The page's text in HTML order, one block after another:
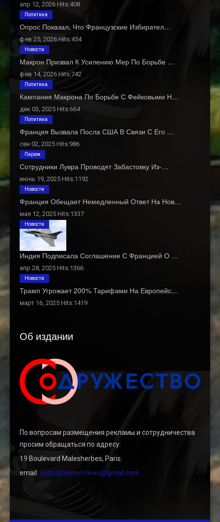
апр 12, 2026 Hits:408
Опрос Показал, Что Французские Избирател…
фев 25, 2026 Hits:454
Политика
Макрон Призвал К Усилению Мер По Борьбе …
фев 14, 2026 Hits:742
Новости
Кампания Макрона По Борьбе С Фейковыми Н…
дек 03, 2025 Hits:664
Политика
Франция Вызвала Посла США В Связи С Его …
сен 02, 2025 Hits:986
Политика
Сотрудники Лувра Проводят Забастовку Из-…
июнь 19, 2025 Hits:1192
Париж
Франция Обещает Немедленный Ответ На Нов…
мая 12, 2025 Hits:1337
Новости
Индия Подписала Соглашение С Францией О …
апр 28, 2025 Hits:1366
Новости
Трамп Угрожает 200% Тарифами На Европейс…
март 16, 2025 Hits:1419
Новости
Об издании
По вопросам размещения рекламы и сотрудничества
просим обращаться по адресу:
19 Boulevard Malesherbes, Paris.
email: sodruzhestvo.news@gmail.com